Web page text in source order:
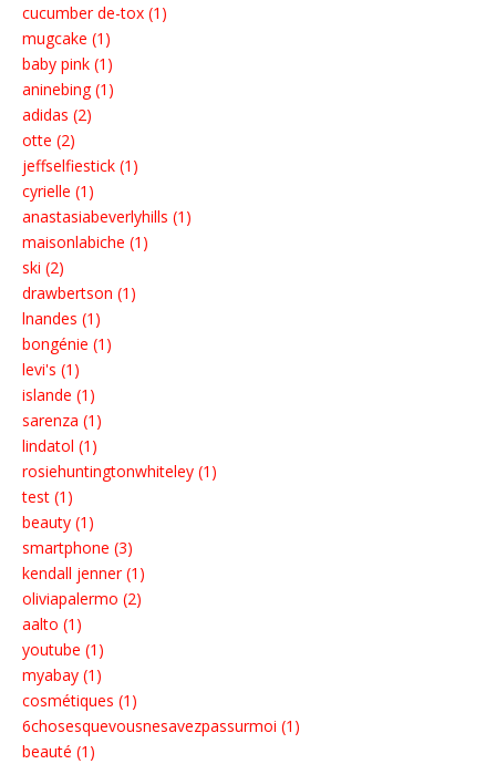
cucumber de-tox (1)
mugcake (1)
baby pink (1)
aninebing (1)
adidas (2)
otte (2)
jeffselfiestick (1)
cyrielle (1)
anastasiabeverlyhills (1)
maisonlabiche (1)
ski (2)
drawbertson (1)
lnandes (1)
bongénie (1)
levi's (1)
islande (1)
sarenza (1)
lindatol (1)
rosiehuntingtonwhiteley (1)
test (1)
beauty (1)
smartphone (3)
kendall jenner (1)
oliviapalermo (2)
aalto (1)
youtube (1)
myabay (1)
cosmétiques (1)
6chosesquevousnesavezpassurmoi (1)
beauté (1)